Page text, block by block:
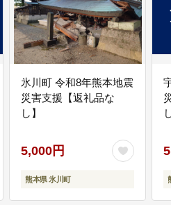
氷川町 令和8年熊本地震
災害支援【返礼品な
し】
5,000円
熊本県 氷川町